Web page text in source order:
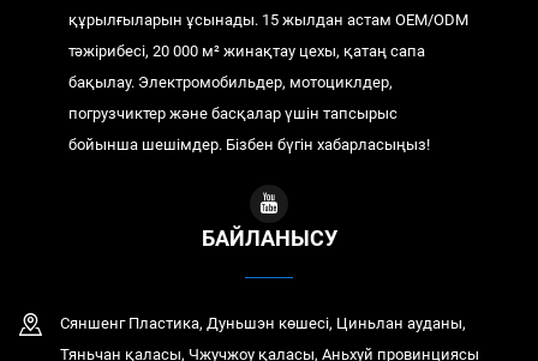
құрылғыларын ұсынады. 15 жылдан астам OEM/ODM
тәжірибесі, 20 000 м² жинақтау цехы, қатаң сапа
бақылау. Электромобильдер, мотоциклдер,
погрузчиктер және басқалар үшін тапсырыс
бойынша шешімдер. Бізбен бүгін хабарласыңыз!
БАЙЛАНЫСУ
Сяншенг Пластика, Дуньшэн көшесі, Циньлан ауданы,
Тяньчан қаласы, Чжучжоу қаласы, Аньхуй провинциясы